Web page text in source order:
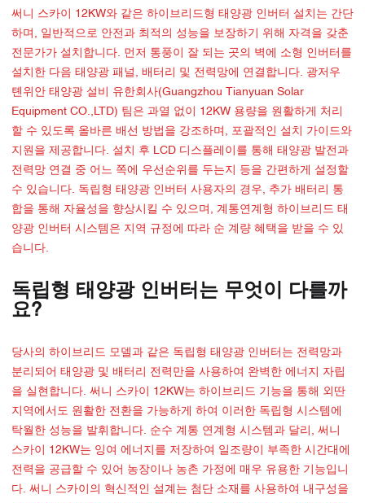
써니 스카이 12KW와 같은 하이브리드형 태양광 인버터 설치는 간단
하며, 일반적으로 안전과 최적의 성능을 보장하기 위해 자격을 갖춘
전문가가 설치합니다. 먼저 통풍이 잘 되는 곳의 벽에 소형 인버터를
설치한 다음 태양광 패널, 배터리 및 전력망에 연결합니다. 광저우
톈위안 태양광 설비 유한회사(Guangzhou Tianyuan Solar
Equipment CO.,LTD) 팀은 과열 없이 12KW 용량을 원활하게 처리
할 수 있도록 올바른 배선 방법을 강조하며, 포괄적인 설치 가이드와
지원을 제공합니다. 설치 후 LCD 디스플레이를 통해 태양광 발전과
전력망 연결 중 어느 쪽에 우선순위를 두는지 등을 간편하게 설정할
수 있습니다. 독립형 태양광 인버터 사용자의 경우, 추가 배터리 통
합을 통해 자율성을 향상시킬 수 있으며, 계통연계형 하이브리드 태
양광 인버터 시스템은 지역 규정에 따라 순 계량 혜택을 받을 수 있
습니다.
독립형 태양광 인버터는 무엇이 다를까
요?
당사의 하이브리드 모델과 같은 독립형 태양광 인버터는 전력망과
분리되어 태양광 및 배터리 전력만을 사용하여 완벽한 에너지 자립
을 실현합니다. 써니 스카이 12KW는 하이브리드 기능을 통해 외딴
지역에서도 원활한 전환을 가능하게 하여 이러한 독립형 시스템에
탁월한 성능을 발휘합니다. 순수 계통 연계형 시스템과 달리, 써니
스카이 12KW는 잉여 에너지를 저장하여 일조량이 부족한 시간대에
전력을 공급할 수 있어 농장이나 농촌 가정에 매우 유용한 기능입니
다. 써니 스카이의 혁신적인 설계는 첨단 소재를 사용하여 내구성을